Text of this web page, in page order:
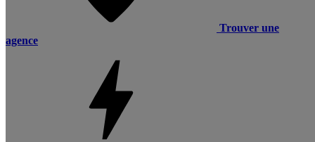
Trouver une
agence